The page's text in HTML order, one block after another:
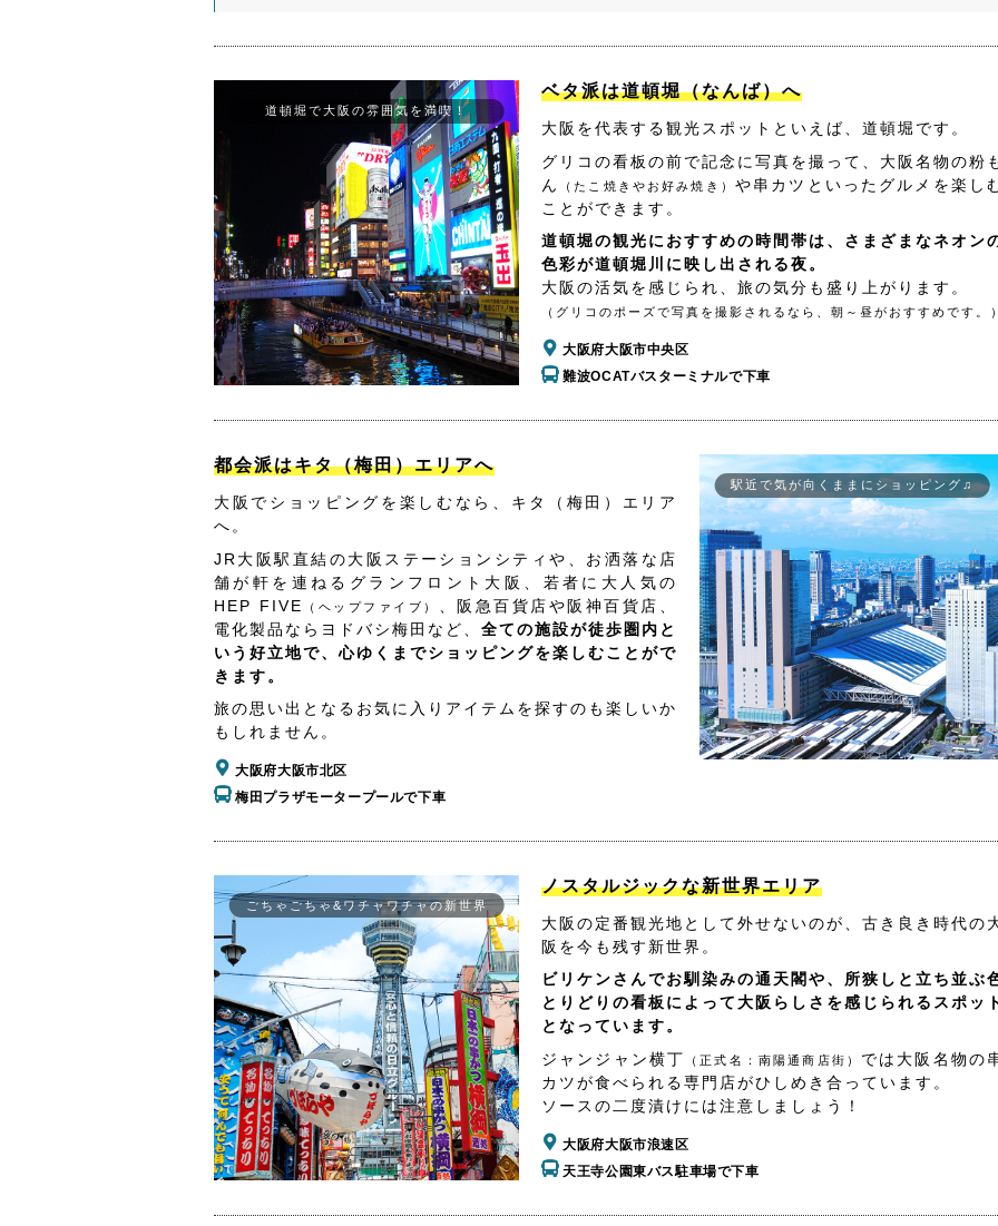
道頓堀で大阪の雰囲気を満喫！
ベタ派は道頓堀（なんば）へ
大阪を代表する観光スポットといえば、道頓堀です。
グリコの看板の前で記念に写真を撮って、大阪名物の粉
ん
（たこ焼きやお好み焼き） や串カツといったグルメを楽し
ことができます。
道頓堀の観光におすすめの時間帯は、さまざまなネオン
色彩が道頓堀川に映し出される夜。
大阪の活気を感じられ、旅の気分も盛り上がります。
（グリコのポーズで写真を撮影されるなら、朝～昼がおすすめです。
大阪府大阪市中央区
難波OCATバスターミナルで下車
都会派はキタ（梅田）エリアへ
大阪でショッピングを楽しむなら、キタ（梅田）エリア
へ。
JR大阪駅直結の大阪ステーションシティや、お洒落な店
舗が軒を連ねるグランフロント大阪、若者に大人気の
HEP FIVE
（ヘップファイブ）
、阪急百貨店や阪神百貨店、
電化製品ならヨドバシ梅田など、 全ての施設が徒歩圏内と
いう好立地で、心ゆくまでショッピングを楽しむことがで
きます。
旅の思い出となるお気に入りアイテムを探すのも楽しいか
もしれません。
大阪府大阪市北区
梅田プラザモータープールで下車
駅近で気が向くままにショッピング♫
ごちゃごちゃ&ワチャワチャの新世界
ノスタルジックな新世界エリア
大阪の定番観光地として外せないのが、古き良き時代の
阪を今も残す新世界。
ビリケンさんでお馴染みの通天閣や、所狭しと立ち並ぶ
とりどりの看板によって大阪らしさを感じられるスポッ
となっています。
ジャンジャン横丁
（正式名：南陽通商店街） では大阪名物の
カツが食べられる専門店がひしめき合っています。
ソースの二度漬けには注意しましょう！
大阪府大阪市浪速区
天王寺公園東バス駐車場で下車